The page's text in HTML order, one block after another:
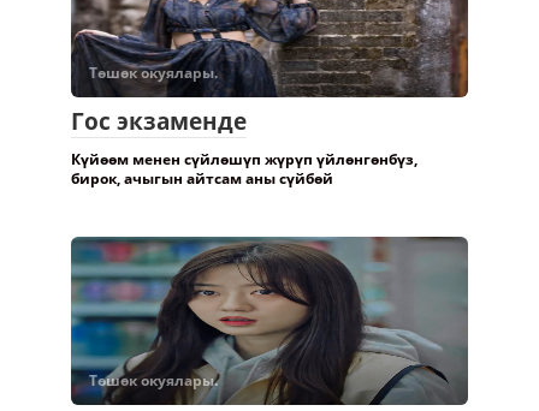
Төшөк окуялары.
Гос экзаменде
Күйөөм менен сүйлөшүп жүрүп үйлөнгөнбүз,
бирок, ачыгын айтсам аны сүйбөй
Төшөк окуялары.